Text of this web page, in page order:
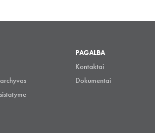
PAGALBA
Kontaktai
Dokumentai